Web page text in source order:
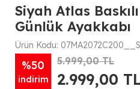
Siyah Atlas
Günlük Ayakkabı
Ürün Kodu:
%50
indirim
5.999,00 TL
2.999,00